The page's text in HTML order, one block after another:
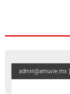
admin@amuvie.mx